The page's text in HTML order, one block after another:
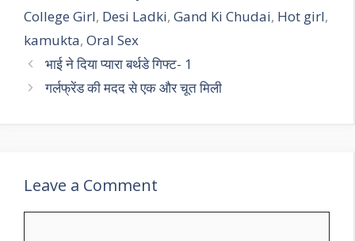
College Girl, Desi Ladki, Gand Ki Chudai, Hot girl,
kamukta, Oral Sex
भाई ने दिया प्यारा बर्थडे गिफ्ट- 1
गर्लफ्रेंड की मदद से एक और चूत मिली
Leave a Comment